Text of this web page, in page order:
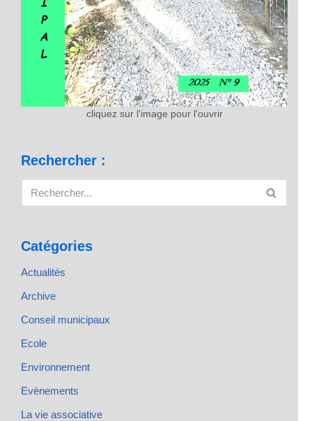
cliquez sur l'image pour l'ouvrir
Rechercher :
Catégories
Actualités
Archive
Conseil municipaux
Ecole
Environnement
Evènements
La vie associative